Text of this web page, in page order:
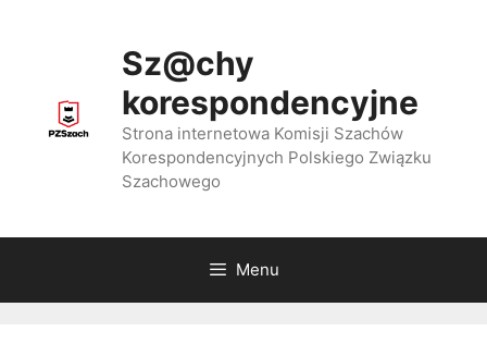
Sz@chy
korespondencyjne
Strona internetowa Komisji Szachów
Korespondencyjnych Polskiego Związku
Szachowego
Menu